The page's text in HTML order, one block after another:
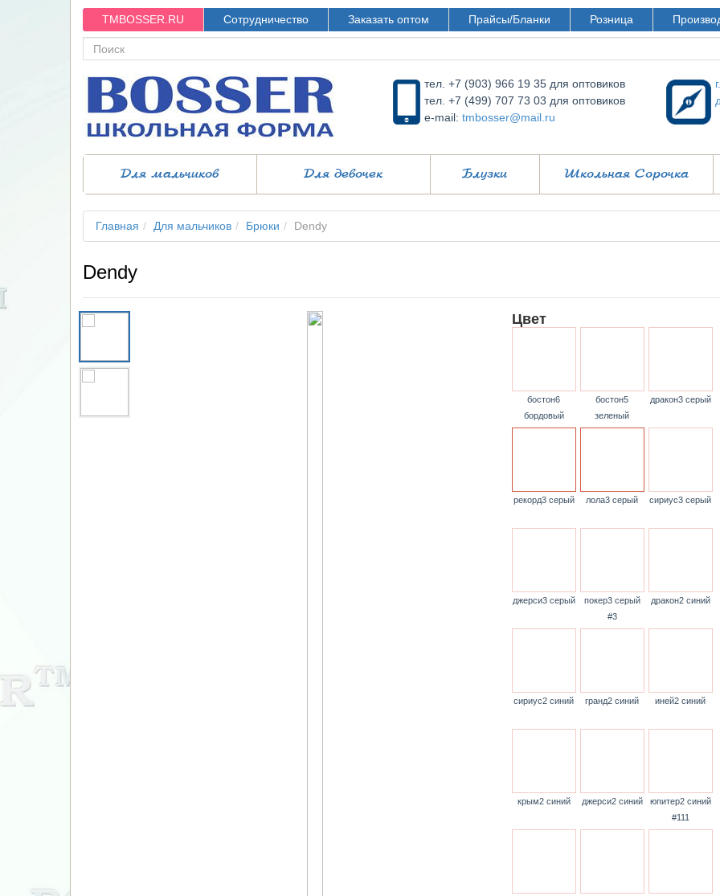
TMBOSSER.RU Сотрудничество Заказать оптом Прайсы/Бланки Розница
тел. +7 (903) 966 19 35 для оптовиков
тел. +7 (499) 707 73 03 для оптовиков
e-mail: tmbosser@mail.ru
Для мальчиков Для девочек Блузки Школьная Сорочка
Главная Для мальчиков Брюки Dendy
Dendy
Цвет
бостон6
бордовый
бостон5
зеленый
дракон3 серый
рекорд3 серый лола3 серый сириус3 серый
джерси3 серый
покер3 серый
#3
дракон2 синий
сириус2 синий гранд2 синий иней2 синий
крым2 синий джерси2 синий
юпитер2 синий
#111